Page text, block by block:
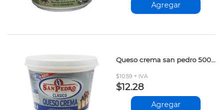
Agregar
Queso crema san pedro 500gr
$10.59 + IVA
$12.28
Agregar